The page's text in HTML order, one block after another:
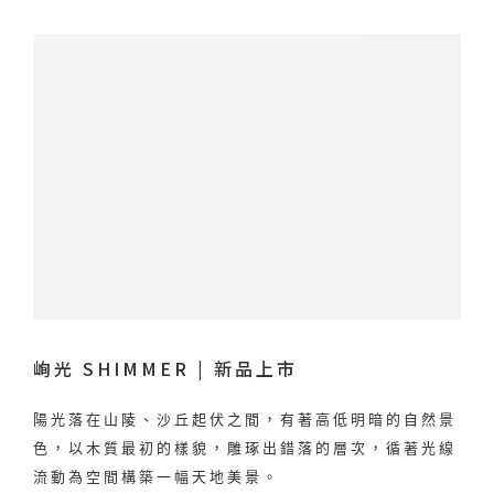
峋光 SHIMMER | 新品上市
陽光落在山陵、沙丘起伏之間，有著高低明暗的自然景
色，以木質最初的樣貌，雕琢出錯落的層次，循著光線
流動為空間構築一幅天地美景。